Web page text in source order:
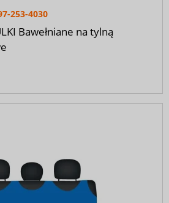
253-4030
Bawełniane na tylną